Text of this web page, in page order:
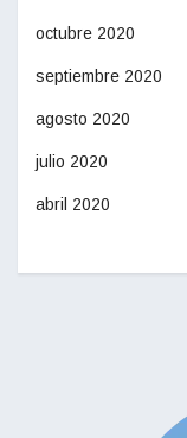
octubre 2020
septiembre 2020
agosto 2020
julio 2020
abril 2020